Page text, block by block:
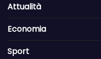
Attualità
Economia
Sport